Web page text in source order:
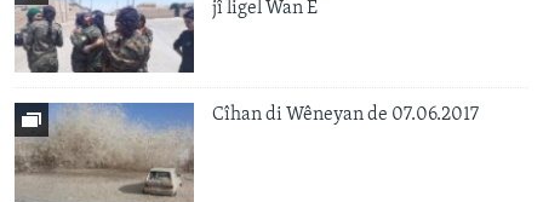
jî ligel Wan E
Cîhan di Wêneyan de 07.06.2017